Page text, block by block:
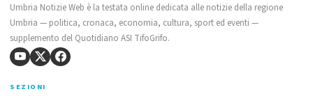
Umbria Notizie Web è la testata online dedicata alle notizie della regione
Umbria — politica, cronaca, economia, cultura, sport ed eventi —
supplemento del Quotidiano ASI TifoGrifo.
SEZIONI